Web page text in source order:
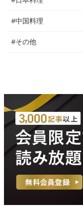
#中国料理
#その他